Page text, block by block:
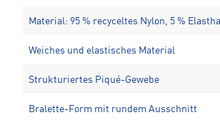
Material: 95 % recyceltes Nylon, 5 %
Weiches und elastisches Material
Strukturiertes Piqué-Gewebe
Bralette-Form mit rundem Ausschnitt